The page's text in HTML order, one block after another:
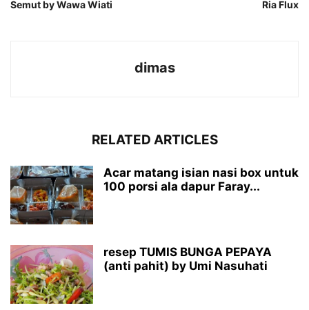
Semut by Wawa Wiati
Ria Flux
dimas
RELATED ARTICLES
Acar matang isian nasi box untuk
100 porsi ala dapur Faray...
resep TUMIS BUNGA PEPAYA
(anti pahit) by Umi Nasuhati